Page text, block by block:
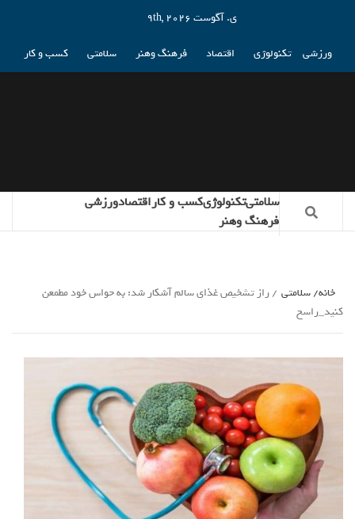
ی. آگوست 9th, 2026
ورزشی تکنولوژی اقتصاد فرهنگ وهنر سلامتی کسب و کار
سلامتیتکنولوژیکسب و کاراقتصادورزشی
فرهنگ وهنر
خانه سلامتی
راز تشخیص غذای سالم آشکار شد: به حواس خود مطمعن
کنید_راسخ